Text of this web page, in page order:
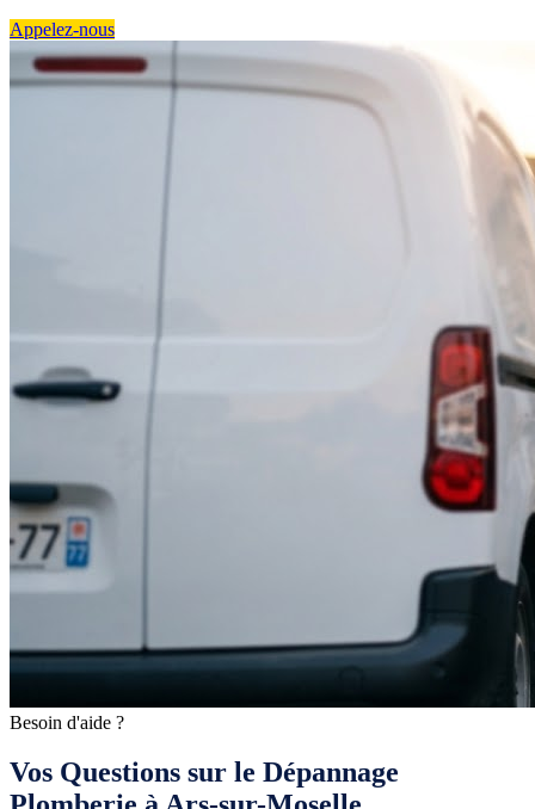
Appelez-nous
Besoin d'aide ?
Vos Questions sur le Dépannage